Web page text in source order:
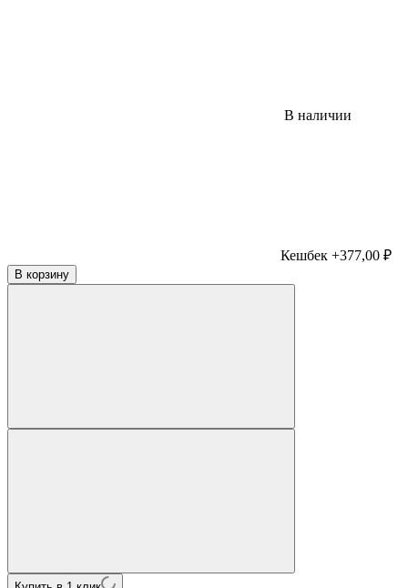
В наличии
Кешбек +377,00 ₽
В корзину